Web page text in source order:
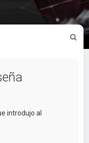
introdujo al